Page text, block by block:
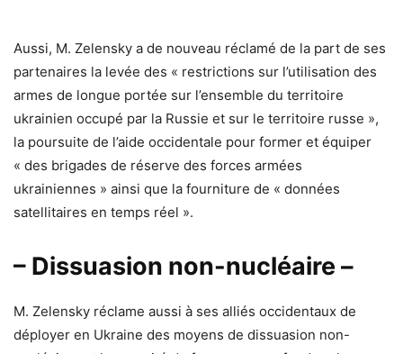
Aussi, M. Zelensky a de nouveau réclamé de la part de ses
partenaires la levée des « restrictions sur l’utilisation des
armes de longue portée sur l’ensemble du territoire
ukrainien occupé par la Russie et sur le territoire russe »,
la poursuite de l’aide occidentale pour former et équiper
« des brigades de réserve des forces armées
ukrainiennes » ainsi que la fourniture de « données
satellitaires en temps réel ».
– Dissuasion non-nucléaire –
M. Zelensky réclame aussi à ses alliés occidentaux de
déployer en Ukraine des moyens de dissuasion non-